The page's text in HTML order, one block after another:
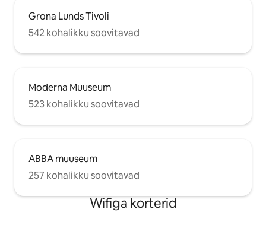
Grona Lunds Tivoli
542 kohalikku soovitavad
Moderna Muuseum
523 kohalikku soovitavad
ABBA muuseum
257 kohalikku soovitavad
Wifiga korterid